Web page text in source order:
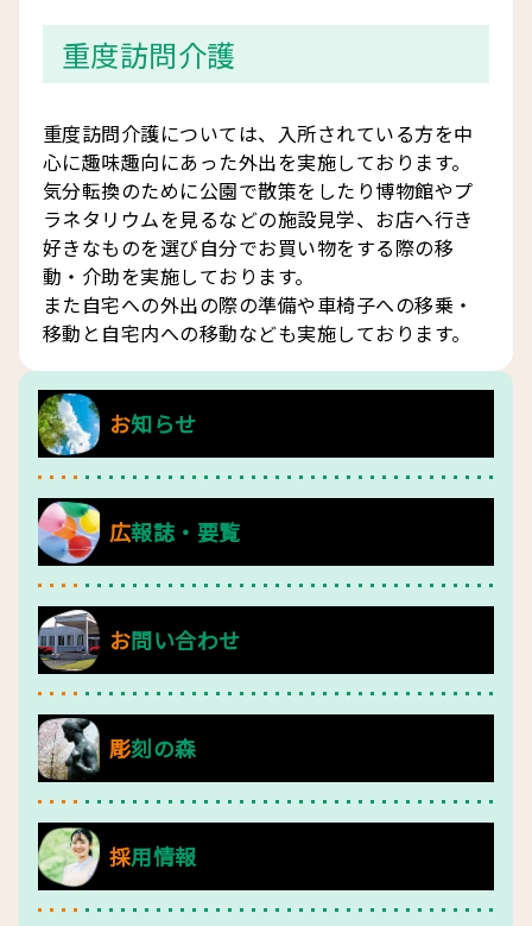
重度訪問介護
重度訪問介護については、入所されている方を中
心に趣味趣向にあった外出を実施しております。
気分転換のために公園で散策をしたり博物館やプ
ラネタリウムを見るなどの施設見学、お店へ行き
好きなものを選び自分でお買い物をする際の移
動・介助を実施しております。
また自宅への外出の際の準備や車椅子への移乗・
移動と自宅内への移動なども実施しております。
お知らせ
広報誌・要覧
お問い合わせ
彫刻の森
採用情報